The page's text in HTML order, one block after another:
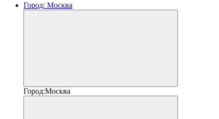
Город: Москва
Город:Москва